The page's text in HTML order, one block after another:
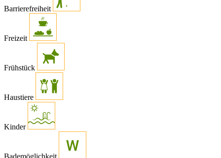
Barrierefreiheit
Freizeit
Frühstück
Haustiere
Kinder